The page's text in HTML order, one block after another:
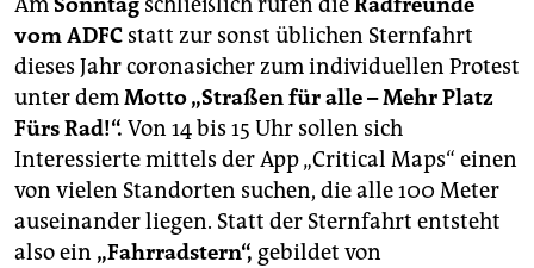
vom ADFC statt zur sonst üblichen Sternfahrt
dieses Jahr coronasicher zum individuellen Protest
unter demMotto „Straßen für alle – Mehr Platz
Fürs Rad!“. Von 14 bis 15 Uhr sollen sich
Interessierte mittels der App „Critical Maps“ einen
von vielen Standorten suchen, die alle 100 Meter
auseinander liegen. Statt der Sternfahrt entsteht
also ein „Fahrradstern“, gebildet von